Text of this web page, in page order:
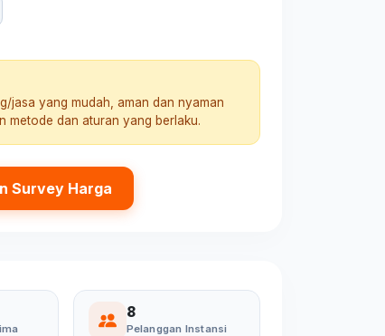
jasa yang mudah, aman dan nyaman
metode dan aturan yang berlaku.
Survey Harga
8
Pelanggan Instansi